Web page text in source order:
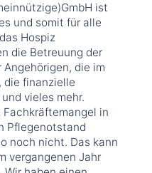
ist
und somit für alle
Hospiz
die Betreuung der
die im
die finanzielle
vieles mehr.
Fachkräftemangel in
Pflegenotstand
noch nicht. Das kann
vergangenen Jahr